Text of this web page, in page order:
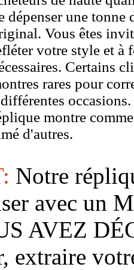
dépenser une
Vous êtes
votre style et à
Certains
rares pour
montre
d'autres.
Notre
avec un
AVEZ
extraire